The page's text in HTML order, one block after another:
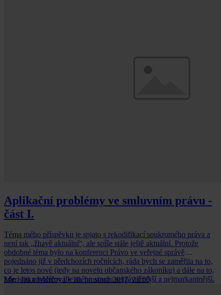
Aplikační problémy ve smluvním právu -
část I.
Téma mého příspěvku je spjato s rekodifikací soukromého práva a
není tak „žhavě aktuální“, ale spíše stále ještě aktuální. Protože
obdobné téma bylo na konferenci Právo ve veřejné správě
pojednáno již v předchozích ročnících, ráda bych se zaměřila na to,
co je letos nové (tedy na novelu občanského zákoníku) a dále na to,
kde jsou problémy dle mého soudu nejzávažnější a nejmarkantnější.
Mgr. Jitka Ivičičová • 10. prosince 2017, 23:00